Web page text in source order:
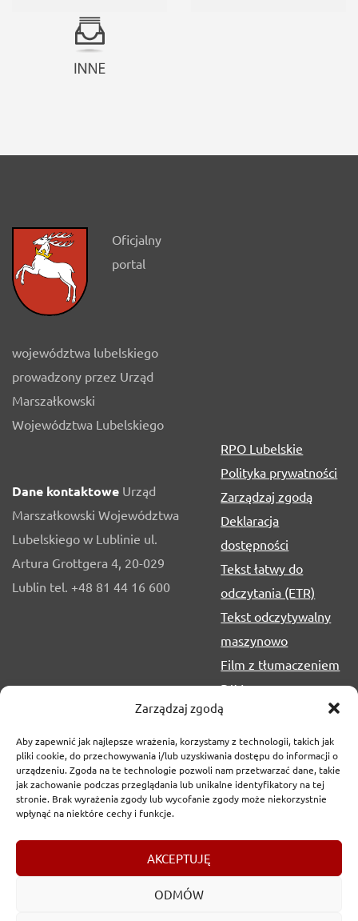
Zarządzaj zgodą
Aby zapewnić jak najlepsze wrażenia, korzystamy z technologii, takich jak
pliki cookie, do przechowywania i/lub uzyskiwania dostępu do informacji o
urządzeniu. Zgoda na te technologie pozwoli nam przetwarzać dane, takie
jak zachowanie podczas przeglądania lub unikalne identyfikatory na tej
stronie. Brak wyrażenia zgody lub wycofanie zgody może niekorzystnie
wpłynąć na niektóre cechy i funkcje.
AKCEPTUJĘ
ODMÓW
Oficjalny
portal
województwa lubelskiego
prowadzony przez Urząd
Marszałkowski
Województwa Lubelskiego
Dane kontaktowe Urząd
Marszałkowski Województwa
Lubelskiego w Lublinie ul.
Artura Grottgera 4, 20-029
Lublin tel. +48 81 44 16 600
RPO Lubelskie
Polityka prywatności
Zarządzaj zgodą
Deklaracja
dostępności
Tekst łatwy do
odczytania (ETR)
Tekst odczytywalny
maszynowo
Film z tłumaczeniem
PJM
2017-2026 © Urząd Marszałkowski Województwa
Lubelskiego w Lublinie